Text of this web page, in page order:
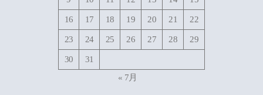
16 17 18 19 20 21 22
23 24 25 26 27 28 29
30
31
« 7月